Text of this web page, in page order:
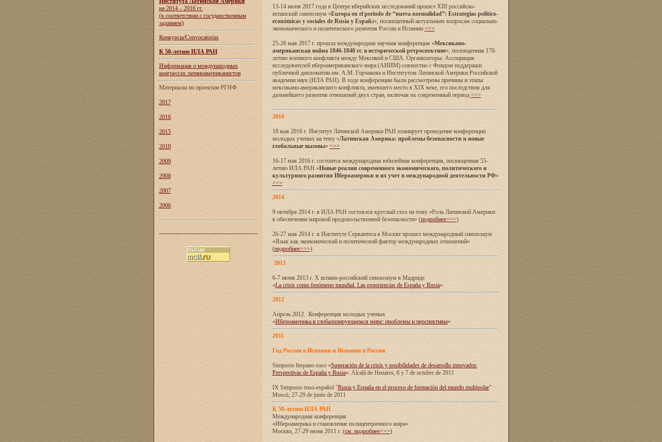
на 2014 – 2016 гг.
(в соответствии с государственным
заданием)
Конкурсы/Convocatorias
К 50-летию ИЛА РАН
Информация о международных
конгрессах латиноамериканистов
Материалы по проектам РГНФ
2017
2016
2015
2010
2009
2008
2007
2006
13-14 июня 2017 года в Центре иберийских исследований прошел XIII российско-
испанский симпозиум «Europa en el periodo de “nueva normalidad”: Estrategias político-
económicas y sociales de Rusia y España», посвященный актуальным вопросам социально-
экономического и политического развития России и Испании >>>
25-26 мая 2017 г. прошла международная научная конференция «Мексикано-
американская война 1846-1848 гг. в исторической ретроспективе», посвященная 170-
летию военного конфликта между Мексикой и США. Организаторы: Ассоциация
исследователей ибероамериканского мира (АИИМ) совместно с Фондом поддержки
публичной дипломатии им. А.М. Горчакова и Институтом Латинской Америки Российской
академии наук (ИЛА РАН). В ходе конференции были рассмотрены причины и этапы
мексикано-американского конфликта, имевшего место в XIX веке, его последствия для
дальнейшего развития отношений двух стран, включая их современный период >>>
2016
18 мая 2016 г. Институт Латинской Америки РАН планирует проведение конференции
молодых ученых на тему «Латинская Америка: проблемы безопасности и новые
глобальные вызовы» >>>
16-17 мая 2016 г. состоится международная юбилейная конференция, посвященная 55-
летию ИЛА РАН «Новые реалии современного экономического, политического и
культурного развития Ибероамерики и их учет в международной деятельности РФ»
>>>
2014
9 октября 2014 г. в ИЛА РАН состоялся круглый стол на тему «Роль Латинской Америки
в обеспечении мировой продовольственной безопасности» (подробнее>>>)
26-27 мая 2014 г. в Институте Сервантеса в Москве прошел международный симпозиум
«Язык как экономический и политический фактор международных отношений»
(подробнее>>>)
2013
6-7 июня 2013 г. X испано-российский симпозиум в Мадриде
«La crisis como fenómeno mundial. Las experiencias de España y Rusia»
2012
Апрель 2012. Конференция молодых ученых
«Ибероамерика в глобализирующемся мире: проблемы и перспективы»
2011
Год России в Испании и Испании в России
Simposio hispano-ruso «Superación de la crisis y posibilidades de desarrollo innovador.
Perspectivas de España y Rusia». Alcalá de Henares, 6 y 7 de octubre de 2011
IX Simposio ruso-español "Rusia y España en el proceso de formación del mundo multipolar"
Moscú, 27-29 de junio de 2011
К 50-летию ИЛА РАН
Международная конференция
«Ибероамерика и становление полицентричного мира»
Москва, 27-29 июня 2011 г. (см. подробнее>>>)